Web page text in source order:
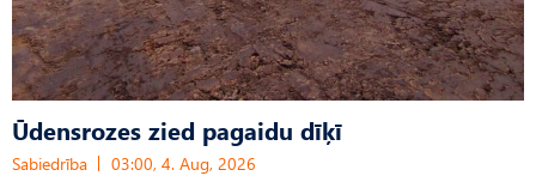
Ūdensrozes zied pagaidu dīķī
Sabiedrība 03:00, 4. Aug, 2026